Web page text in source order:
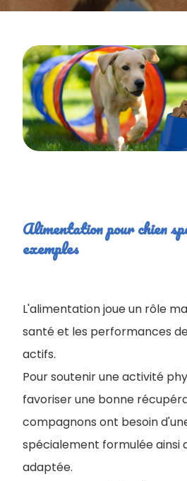
Alimentation pour chien
exemples
L'alimentation joue un rôle
santé et les performances
actifs.
Pour soutenir une activité
favoriser une bonne
compagnons ont besoin
spécialement formulée ainsi
adaptée.